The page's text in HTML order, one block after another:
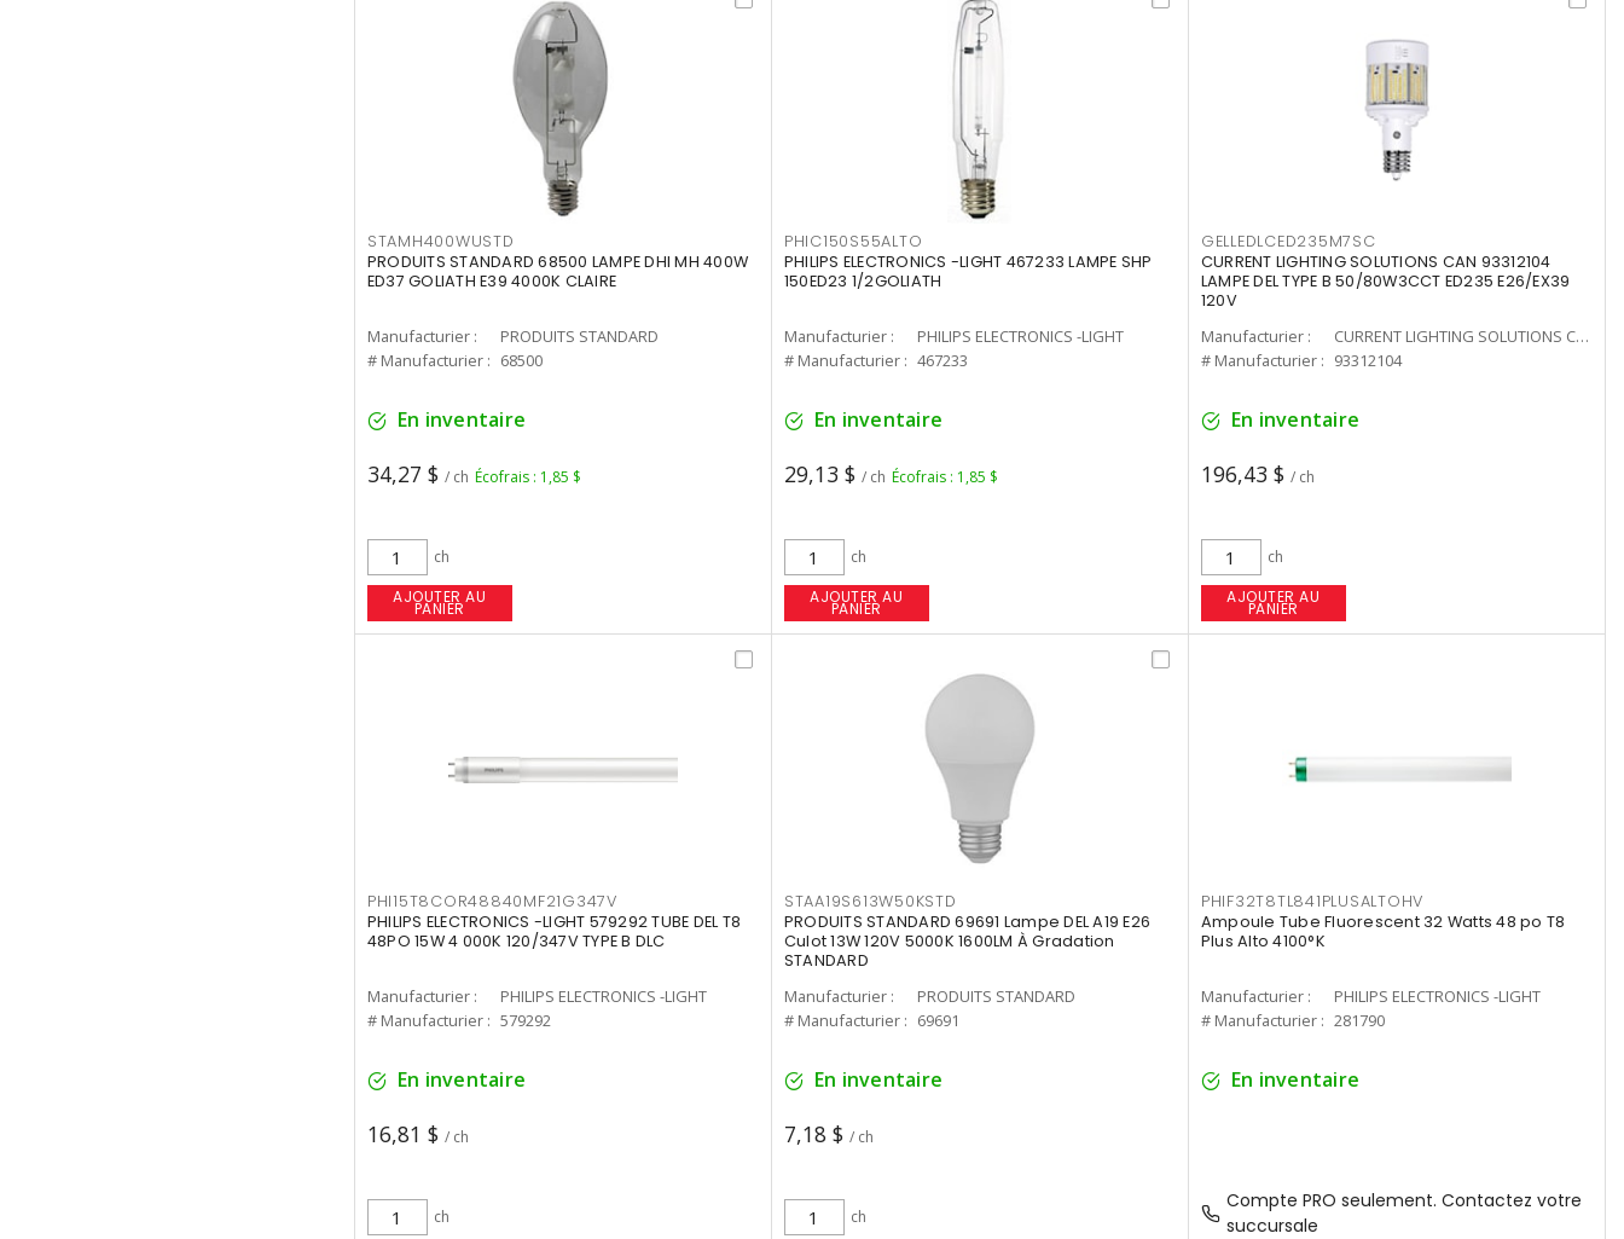
STAMH400WUSTD
PRODUITS STANDARD 68500 LAMPE DHI MH 400W
ED37 GOLIATH E39 4000K CLAIRE
Manufacturier :
PRODUITS STANDARD
# Manufacturier : 68500
En inventaire
34,27 $ / ch Écofrais : 1,85 $
ch
AJOUTER AU
PANIER
PHIC150S55ALTO
PHILIPS ELECTRONICS -LIGHT 467233 LAMPE SHP
150ED23 1/2GOLIATH
Manufacturier :
PHILIPS ELECTRONICS -LIGHT
# Manufacturier : 467233
En inventaire
29,13 $ / ch Écofrais : 1,85 $
ch
AJOUTER AU
PANIER
GELLEDLCED235M7SC
CURRENT LIGHTING SOLUTIONS CAN 93312104
LAMPE DEL TYPE B 50/80W3CCT ED235 E26/EX39
120V
Manufacturier :
CURRENT LIGHTING SOLUTIONS CAN
# Manufacturier : 93312104
En inventaire
196,43 $ / ch
ch
AJOUTER AU
PANIER
PHI15T8COR48840MF21G347V
PHILIPS ELECTRONICS -LIGHT 579292 TUBE DEL T8
48PO 15W 4 000K 120/347V TYPE B DLC
Manufacturier :
PHILIPS ELECTRONICS -LIGHT
# Manufacturier : 579292
En inventaire
16,81 $ / ch
ch
STAA19S613W50KSTD
PRODUITS STANDARD 69691 Lampe DEL A19 E26
Culot 13W 120V 5000K 1600LM À Gradation
STANDARD
Manufacturier :
PRODUITS STANDARD
# Manufacturier : 69691
En inventaire
7,18 $ / ch
ch
PHIF32T8TL841PLUSALTOHV
Ampoule Tube Fluorescent 32 Watts 48 po T8
Plus Alto 4100°K
Manufacturier :
PHILIPS ELECTRONICS -LIGHT
# Manufacturier : 281790
En inventaire
Compte PRO seulement. Contactez votre
succursale